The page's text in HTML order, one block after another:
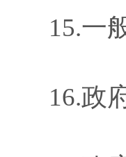
15.一
16.政